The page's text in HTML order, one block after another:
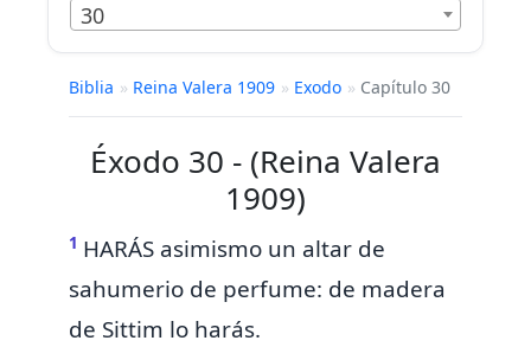
30
Biblia » Reina Valera 1909 » Exodo » Capítulo 30
Éxodo 30 - (Reina Valera
1909)
1 HARÁS asimismo un altar de
sahumerio de perfume: de madera
de Sittim lo harás.